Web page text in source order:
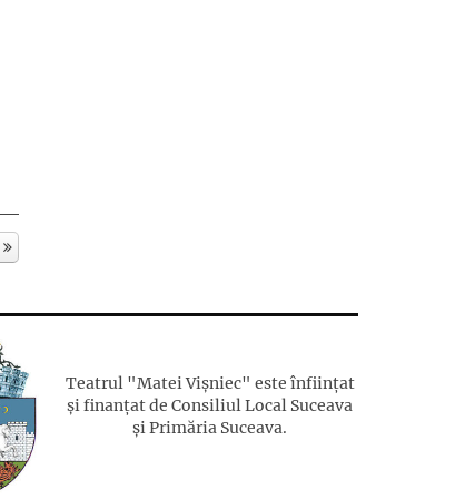
Teatrul "Matei Vișniec" este înființat
și finanțat de Consiliul Local Suceava
și Primăria Suceava.